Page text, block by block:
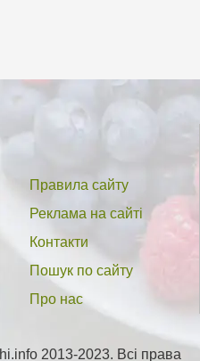
Правила сайту
Реклама на сайті
Контакти
Пошук по сайту
Про нас
2013-2023. Всі права